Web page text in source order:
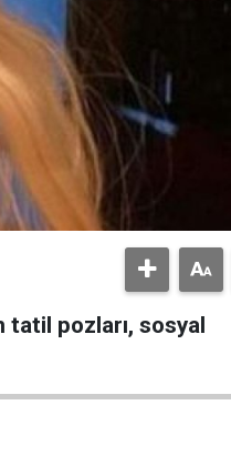
tatil pozları, sosyal